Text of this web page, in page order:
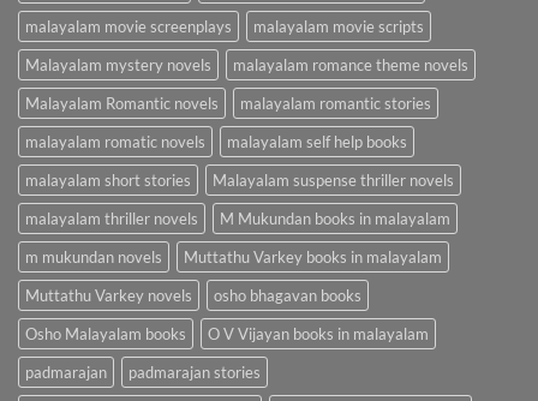
malayalam movie screenplays
malayalam movie scripts
Malayalam mystery novels
malayalam romance theme novels
Malayalam Romantic novels
malayalam romantic stories
malayalam romatic novels
malayalam self help books
malayalam short stories
Malayalam suspense thriller novels
malayalam thriller novels
M Mukundan books in malayalam
m mukundan novels
Muttathu Varkey books in malayalam
Muttathu Varkey novels
osho bhagavan books
Osho Malayalam books
O V Vijayan books in malayalam
padmarajan
padmarajan stories